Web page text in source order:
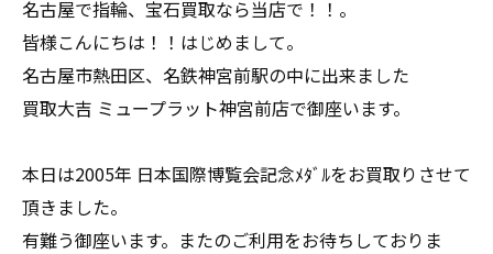
名古屋で指輪、宝石買取なら当店で！！。
皆様こんにちは！！はじめまして。
名古屋市熱田区、名鉄神宮前駅の中に出来ました
買取大吉 ミュープラット神宮前店で御座います。
本日は2005年 日本国際博覧会記念ﾒﾀﾞﾙをお買取りさせて
頂きました。
有難う御座います。またのご利用をお待ちしておりま